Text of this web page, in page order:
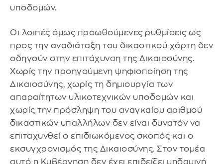
υποδομών.
Οι λοιπές όμως προωθούμενες ρυθμίσεις ως
προς την αναδιάταξη του δικαστικού χάρτη δεν
οδηγούν στην επιτάχυνση της Δικαιοσύνης.
Χωρίς την προηγούμενη ψηφιοποίηση της
Δικαιοσύνης, χωρίς τη δημιουργία των
απαραίτητων υλικοτεχνικών υποδομών και
χωρίς την πρόσληψη του αναγκαίου αριθμού
δικαστικών υπαλλήλων δεν είναι δυνατόν να
επιταχυνθεί ο επιδιωκόμενος σκοπός και ο
εκσυγχρονισμός της Δικαιοσύνης. Στον τομέα
αυτό η Κυβέρνηση δεν έχει επιδείξει μηδαμινή